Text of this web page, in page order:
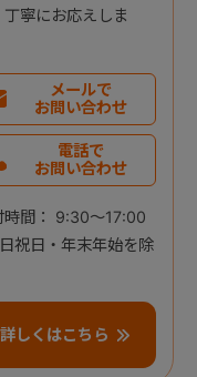
丁寧にお応えしま
メールで
お問い合わせ
電話で
お問い合わせ
時間： 9:30～17:00
祝日・年末年始を除
詳しくはこちら